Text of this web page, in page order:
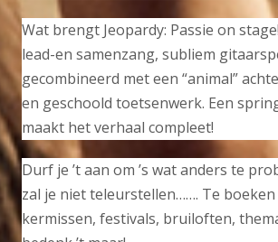
Wat brengt Jeopardy: Passie on
lead-en samenzang, subliem
gecombineerd met een “animal”
en geschoold toetsenwerk. Een
maakt het verhaal compleet!
Durf je ’t aan om ’s wat anders te
zal je niet teleurstellen……. Te boeken
kermissen, festivals, bruiloften,